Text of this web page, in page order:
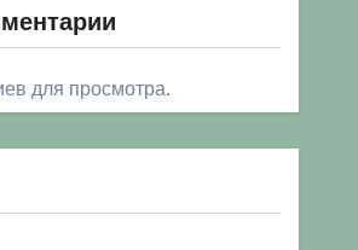
для просмотра.